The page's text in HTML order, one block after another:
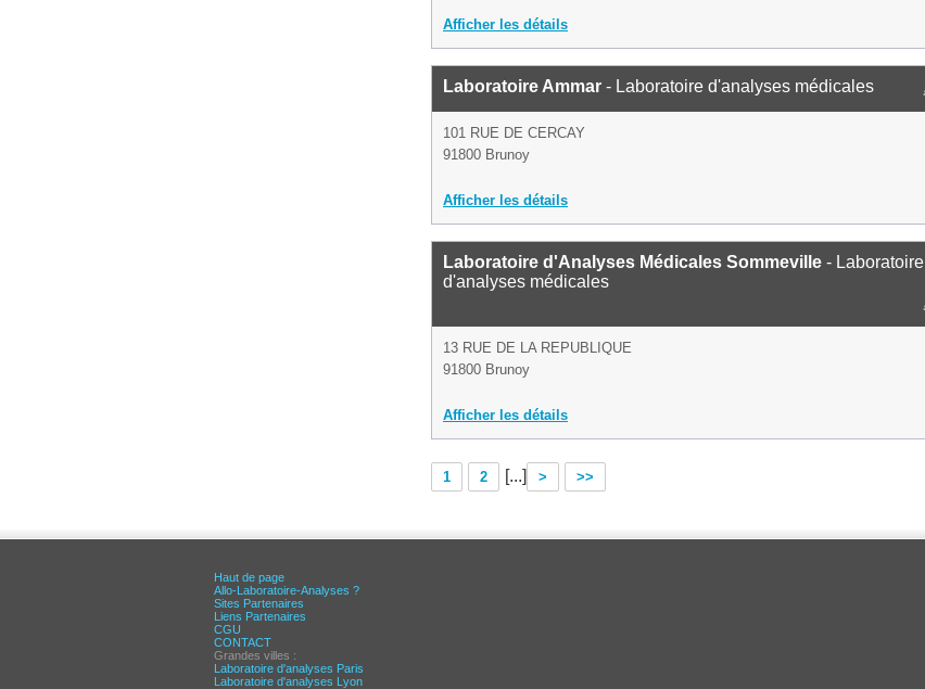
Afficher les détails
Laboratoire Ammar - Laboratoire d'analyses médicales
101 RUE DE CERCAY
91800 Brunoy
Afficher les détails
Laboratoire d'Analyses Médicales Sommeville - Laboratoire
d'analyses médicales
13 RUE DE LA REPUBLIQUE
91800 Brunoy
Afficher les détails
1 2 [...] > >>
Haut de page
Allo-Laboratoire-Analyses ?
Sites Partenaires
Liens Partenaires
CGU
CONTACT
Grandes villes :
Laboratoire d'analyses Paris
Laboratoire d'analyses Lyon